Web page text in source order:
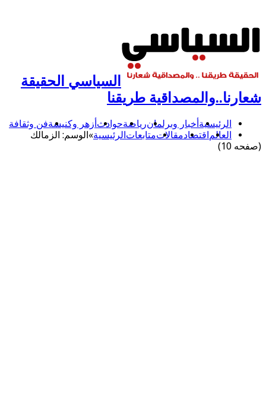
السياسي الحقيقة
شعارنا..والمصداقية طريقنا
الرئيسيةأخبار وبرلمانرياضةحوادثأزهر وكنيسةفن وثقافة
العالماقتصادمقالاتمتابعاتالرئيسية»الوسم: الزمالك
(صفحه 10)